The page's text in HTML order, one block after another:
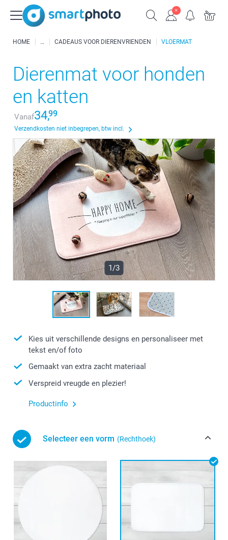
HOME CADEAUS VOOR DIERENVRIENDEN VLOERMAT
Dierenmat voor honden
en katten
Vanaf34,99
Verzendkosten niet inbegrepen, btw incl.
1/3
Kies uit verschillende designs en personaliseer met
tekst en/of foto
Gemaakt van extra zacht materiaal
Verspreid vreugde en plezier!
Productinfo
Selecteer een vorm (Rechthoek)